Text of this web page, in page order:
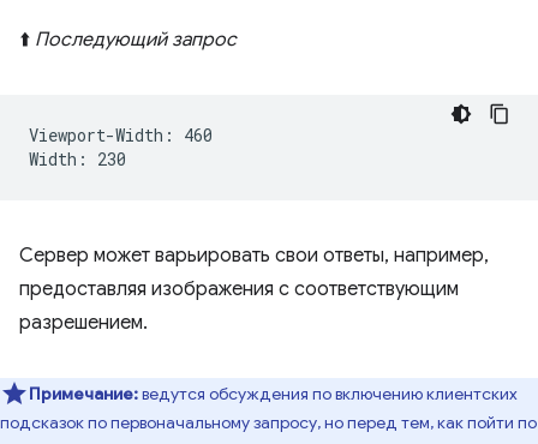
⬆️ Последующий запрос
Viewport-Width: 460
Сервер может варьировать свои ответы, например,
предоставляя изображения с соответствующим
разрешением.
Примечание:ведутся обсуждения по включению клиентских
подсказок по первоначальному запросу, но перед тем, как пойти по